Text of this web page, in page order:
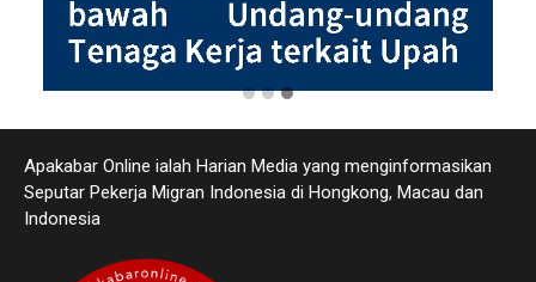
Apakabar Online ialah Harian Media yang menginformasikan
Seputar Pekerja Migran Indonesia di Hongkong, Macau dan
Indonesia